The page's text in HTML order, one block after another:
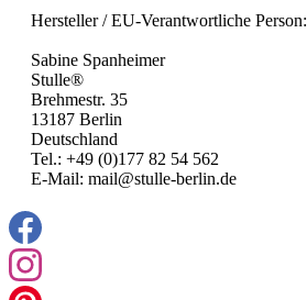
Hersteller / EU-Verantwortliche Person:
Sabine Spanheimer
Stulle®
Brehmestr. 35
13187 Berlin
Deutschland
Tel.: +49 (0)177 82 54 562
E-Mail: mail@stulle-berlin.de